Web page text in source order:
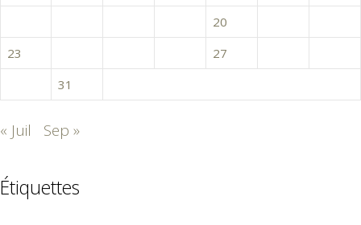
20
23
27
31
« Juil Sep »
Étiquettes